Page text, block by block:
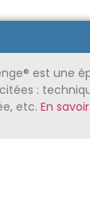
est une
:
etc. En